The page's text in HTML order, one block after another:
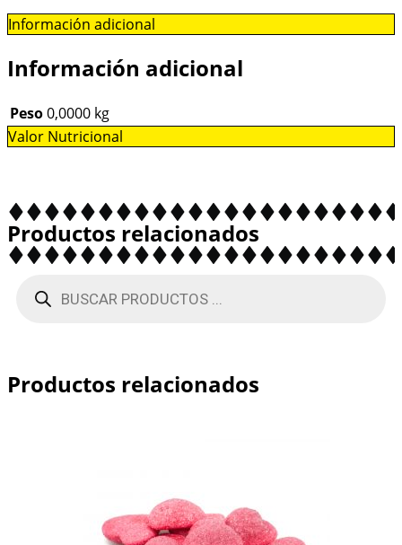
Información adicional
Información adicional
Peso0,0000 kg
Valor Nutricional
Productos relacionados
Productos relacionados